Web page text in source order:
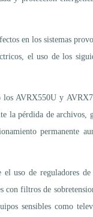
en los sistemas
el uso de los
AVRX550U y
la pérdida de archivos,
permanente
uso de reguladores
filtros de
sensibles como